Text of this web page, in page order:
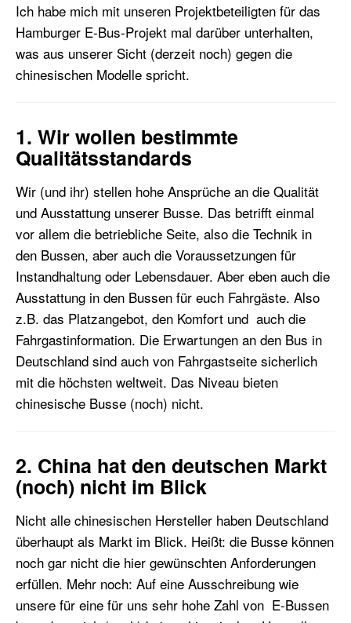
Ich habe mich mit unseren Projektbeteiligten für das
Hamburger E-Bus-Projekt mal darüber unterhalten,
was aus unserer Sicht (derzeit noch) gegen die
chinesischen Modelle spricht.
1. Wir wollen bestimmte
Qualitätsstandards
Wir (und ihr) stellen hohe Ansprüche an die Qualität
und Ausstattung unserer Busse. Das betrifft einmal
vor allem die betriebliche Seite, also die Technik in
den Bussen, aber auch die Voraussetzungen für
Instandhaltung oder Lebensdauer. Aber eben auch die
Ausstattung in den Bussen für euch Fahrgäste. Also
z.B. das Platzangebot, den Komfort und auch die
Fahrgastinformation. Die Erwartungen an den Bus in
Deutschland sind auch von Fahrgastseite sicherlich
mit die höchsten weltweit. Das Niveau bieten
chinesische Busse (noch) nicht.
2. China hat den deutschen Markt
(noch) nicht im Blick
Nicht alle chinesischen Hersteller haben Deutschland
überhaupt als Markt im Blick. Heißt: die Busse können
noch gar nicht die hier gewünschten Anforderungen
erfüllen. Mehr noch: Auf eine Ausschreibung wie
unsere für eine für uns sehr hohe Zahl von E-Bussen